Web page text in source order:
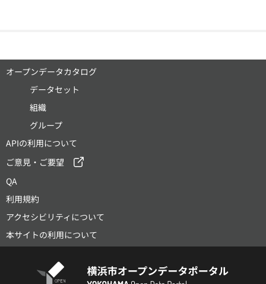
オープンデータカタログ
データセット
組織
グループ
APIの利用について
ご意見・ご要望
QA
利用規約
アクセシビリティについて
本サイトの利用について